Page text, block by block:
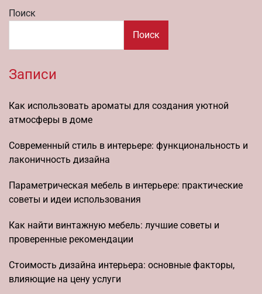
записям
Поиск
Поиск
Записи
Как использовать ароматы для создания уютной
атмосферы в доме
Современный стиль в интерьере: функциональность и
лаконичность дизайна
Параметрическая мебель в интерьере: практические
советы и идеи использования
Как найти винтажную мебель: лучшие советы и
проверенные рекомендации
Стоимость дизайна интерьера: основные факторы,
влияющие на цену услуги